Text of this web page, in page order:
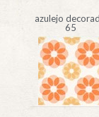
azulejo
65